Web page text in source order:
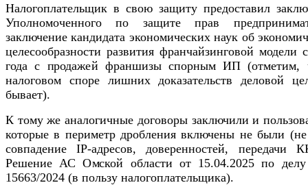
Налогоплательщик в свою защиту предоставил
Уполномоченного по защите прав
заключение кандидата экономических наук об
целесообразности развития франчайзинговой модели
года с продажей франшизы спорным ИП (отметим,
налоговом споре лишних доказательств деловой
бывает).
К тому же аналогичные договоры заключили и
которые в периметр дробления включены не были
совпадение IP-адресов, доверенностей, передачи
Решение АС Омской области от 15.04.2025 по
15663/2024 (в пользу налогоплательщика).